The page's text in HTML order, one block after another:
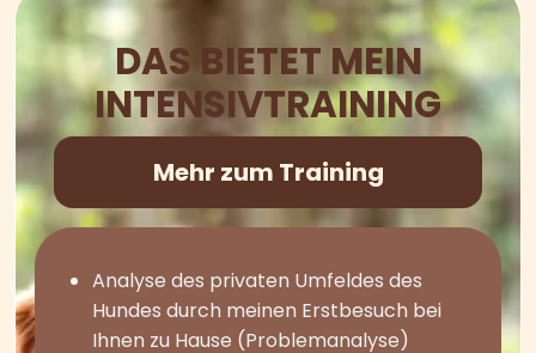
DAS BIETET MEIN
INTENSIVTRAINING
Mehr zum Training
Analyse des privaten Umfeldes des
Hundes durch meinen Erstbesuch bei
Ihnen zu Hause (Problemanalyse)